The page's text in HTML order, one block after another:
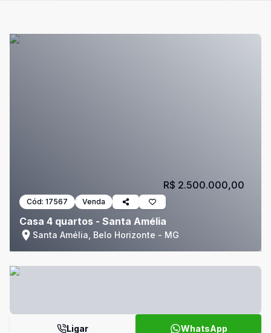
Cód: 17567 Venda
Casa 4 quartos - Santa Amélia
Santa Amélia, Belo Horizonte - MG
R$ 2.500.000,00
Ligar WhatsApp